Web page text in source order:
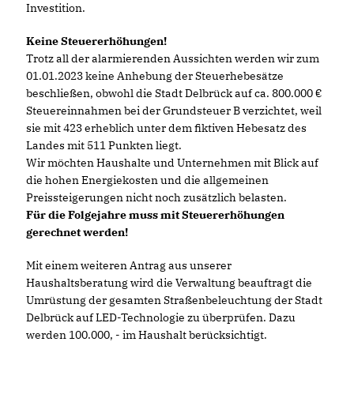
Investition.
Keine Steuererhöhungen!
Trotz all der alarmierenden Aussichten werden wir zum
01.01.2023 keine Anhebung der Steuerhebesätze
beschließen, obwohl die Stadt Delbrück auf ca. 800.000
Steuereinnahmen bei der Grundsteuer B verzichtet, weil
sie mit 423 erheblich unter dem fiktiven Hebesatz des
Landes mit 511 Punkten liegt.
Wir möchten Haushalte und Unternehmen mit Blick auf
die hohen Energiekosten und die allgemeinen
Preissteigerungen nicht noch zusätzlich belasten.
Für die Folgejahre muss mit Steuererhöhungen
gerechnet werden!
Mit einem weiteren Antrag aus unserer
Haushaltsberatung wird die Verwaltung beauftragt die
Umrüstung der gesamten Straßenbeleuchtung der Stadt
Delbrück auf LED-Technologie zu überprüfen. Dazu
werden 100.000, - im Haushalt berücksichtigt.